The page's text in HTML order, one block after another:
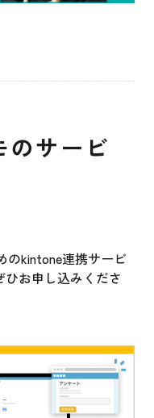
のサービ
のkintone連携サービ
お申し込みくださ